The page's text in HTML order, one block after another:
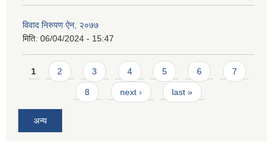
विवाद निरुपण ऐन, २०७७
मिति: 06/04/2024 - 15:47
Pages
1 2 3 4 5 6 7
8 next › last »
अन्य